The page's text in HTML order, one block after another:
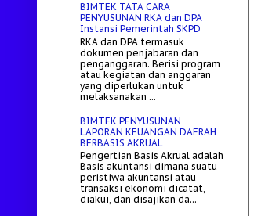
BIMTEK TATA CARA
PENYUSUNAN RKA dan DPA
Instansi Pemerintah SKPD
RKA dan DPA termasuk
dokumen penjabaran dan
penganggaran. Berisi program
atau kegiatan dan anggaran
yang diperlukan untuk
melaksanakan ...
BIMTEK PENYUSUNAN
LAPORAN KEUANGAN DAERAH
BERBASIS AKRUAL
Pengertian Basis Akrual adalah
Basis akuntansi dimana suatu
peristiwa akuntansi atau
transaksi ekonomi dicatat,
diakui, dan disajikan da...